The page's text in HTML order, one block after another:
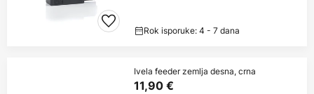
Rok isporuke: 4 - 7 dana
Ivela feeder zemlja desna, crna
11,90 €